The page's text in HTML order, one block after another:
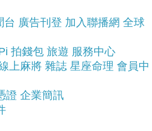
台 廣告刊登 加入聯播網 全球
拍錢包 旅遊 服務中心
上麻將 雜誌 星座命理 會員中
證 企業簡訊